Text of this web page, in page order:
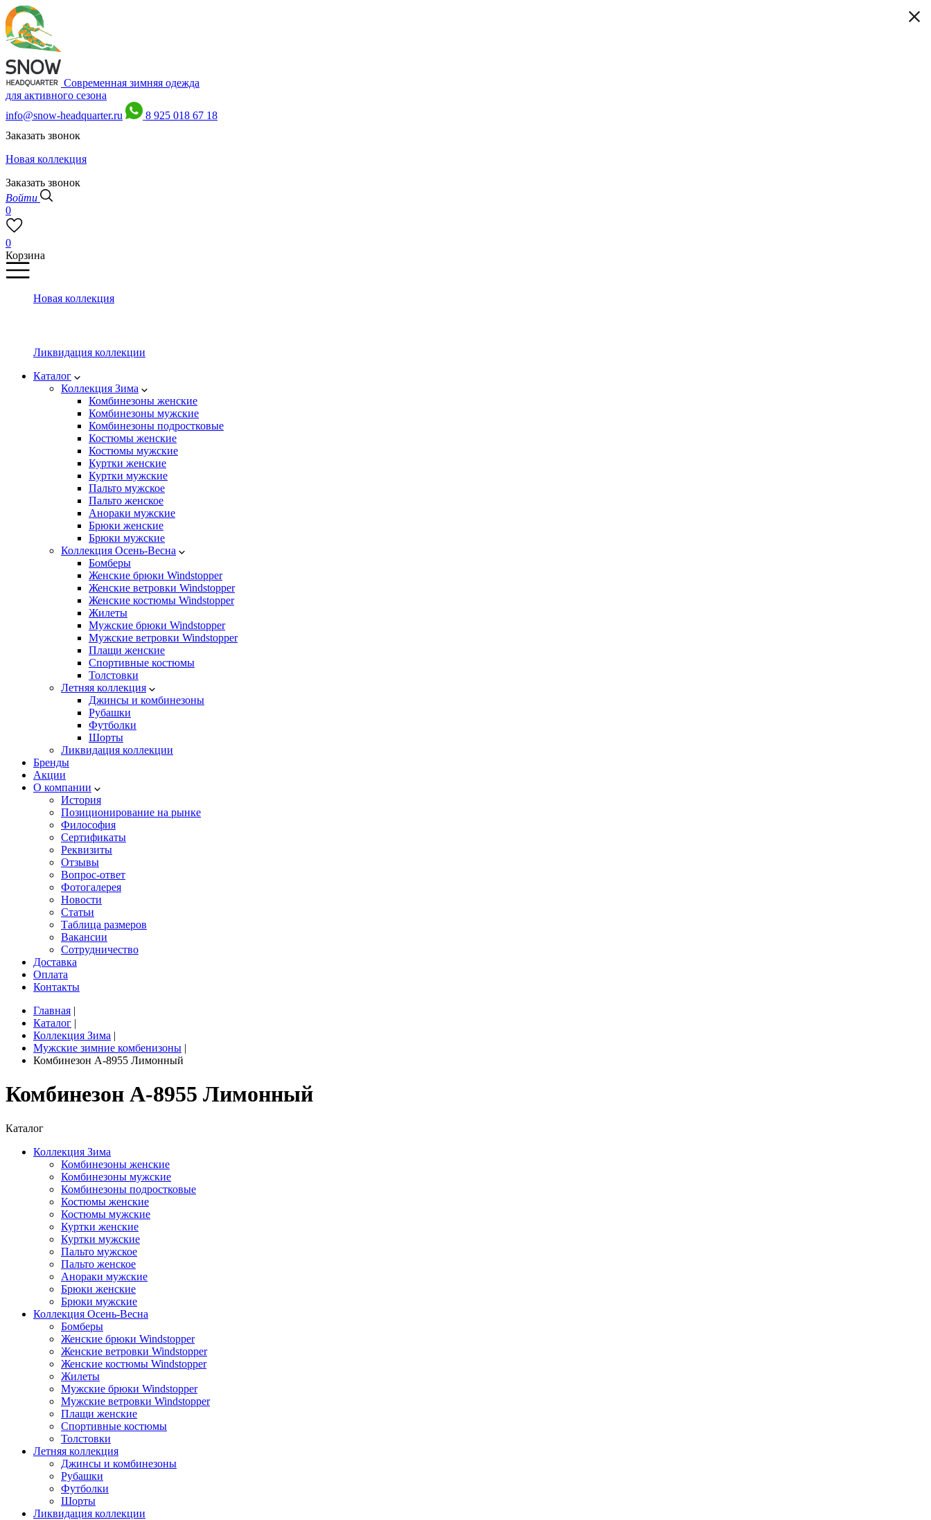
Современная зимняя одежда
для активного сезона
info@snow-headquarter.ru
8 925 018 67 18
Заказать звонок
Новая коллекция
Заказать звонок
Войти
0
0
Корзина
Новая коллекция
Ликвидация коллекции
Каталог
Коллекция Зима
Комбинезоны женские
Комбинезоны мужские
Комбинезоны подростковые
Костюмы женские
Костюмы мужские
Куртки женские
Куртки мужские
Пальто мужское
Пальто женское
Анораки мужские
Брюки женские
Брюки мужские
Коллекция Осень-Весна
Бомберы
Женские брюки Windstopper
Женские ветровки Windstopper
Женские костюмы Windstopper
Жилеты
Мужские брюки Windstopper
Мужские ветровки Windstopper
Плащи женские
Спортивные костюмы
Толстовки
Летняя коллекция
Джинсы и комбинезоны
Рубашки
Футболки
Шорты
Ликвидация коллекции
Бренды
Акции
О компании
История
Позиционирование на рынке
Философия
Сертификаты
Реквизиты
Отзывы
Вопрос-ответ
Фотогалерея
Новости
Статьи
Таблица размеров
Вакансии
Сотрудничество
Доставка
Оплата
Контакты
Главная |
Каталог |
Коллекция Зима |
Мужские зимние комбенизоны |
Комбинезон A-8955 Лимонный
Комбинезон A-8955 Лимонный
Каталог
Коллекция Зима
Комбинезоны женские
Комбинезоны мужские
Комбинезоны подростковые
Костюмы женские
Костюмы мужские
Куртки женские
Куртки мужские
Пальто мужское
Пальто женское
Анораки мужские
Брюки женские
Брюки мужские
Коллекция Осень-Весна
Бомберы
Женские брюки Windstopper
Женские ветровки Windstopper
Женские костюмы Windstopper
Жилеты
Мужские брюки Windstopper
Мужские ветровки Windstopper
Плащи женские
Спортивные костюмы
Толстовки
Летняя коллекция
Джинсы и комбинезоны
Рубашки
Футболки
Шорты
Ликвидация коллекции